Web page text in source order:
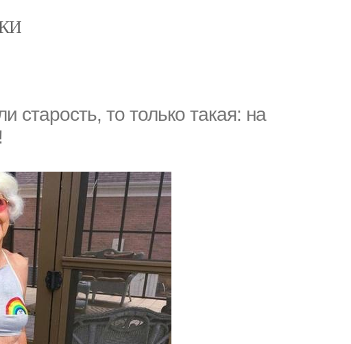
старость, то только такая: на